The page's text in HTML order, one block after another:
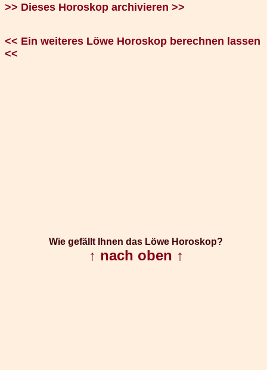
>> Dieses Horoskop archivieren >>
<< Ein weiteres Löwe Horoskop berechnen lassen
<<
Wie gefällt Ihnen das Löwe Horoskop?
↑ nach oben ↑